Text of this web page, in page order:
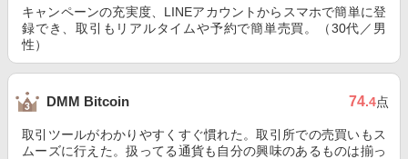
キャンペーンの充実度、LINEアカウントからスマホで簡単に登
録でき、取引もリアルタイムや予約で簡単売買。（30代／男
性）
DMM Bitcoin 74.4点
取引ツールがわかりやすくすぐ慣れた。取引所での売買いもス
ムーズに行えた。扱ってる通貨も自分の興味のあるものは揃っ